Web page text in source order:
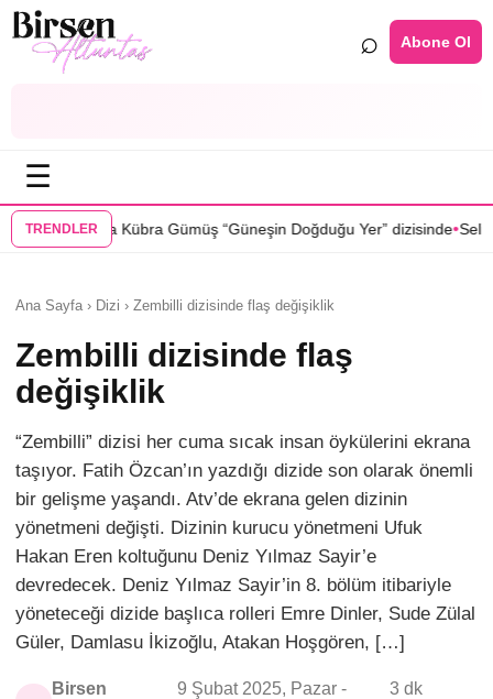
⌕ Abone Ol
☰
TRENDLER
“Güneşin Doğduğu Yer” dizisinde•Selin Türkmen “Karma”
Ana Sayfa › Dizi › Zembilli dizisinde flaş değişiklik
Zembilli dizisinde flaş
değişiklik
“Zembilli” dizisi her cuma sıcak insan öykülerini ekrana
taşıyor. Fatih Özcan’ın yazdığı dizide son olarak önemli
bir gelişme yaşandı. Atv’de ekrana gelen dizinin
yönetmeni değişti. Dizinin kurucu yönetmeni Ufuk
Hakan Eren koltuğunu Deniz Yılmaz Sayir’e
devredecek. Deniz Yılmaz Sayir’in 8. bölüm itibariyle
yöneteceği dizide başlıca rolleri Emre Dinler, Sude Zülal
Güler, Damlasu İkizoğlu, Atakan Hoşgören, […]
Birsen
9 Şubat 2025, Pazar -
3 dk